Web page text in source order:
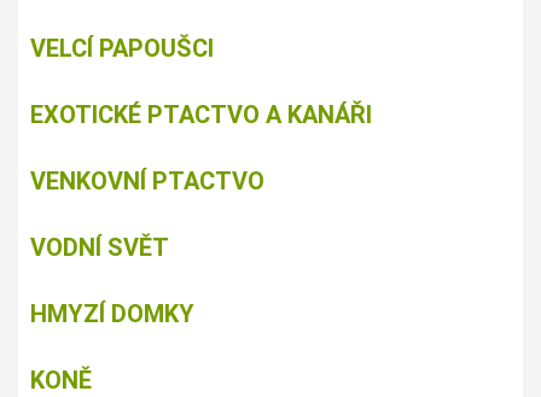
VELCÍ PAPOUŠCI
EXOTICKÉ PTACTVO A KANÁŘI
VENKOVNÍ PTACTVO
VODNÍ SVĚT
HMYZÍ DOMKY
KONĚ